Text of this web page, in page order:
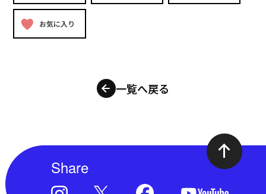
お気に入り
一覧へ戻る
Share